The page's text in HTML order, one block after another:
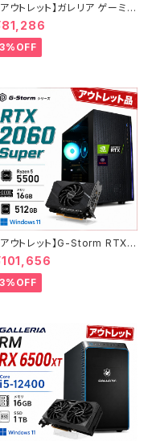
アウトレット】ガレリア ゲーミン
パソコン GTX 1660 Super
i5-11400 メモリ16GB S
90日保証 他メーカ
整備済み品
3%OFF
アウトレット】G-Storm RTX2
Ryzen5-5500 メ
リ16GB SSD512GB ゲーミ
グPC 90日保証
3%OFF